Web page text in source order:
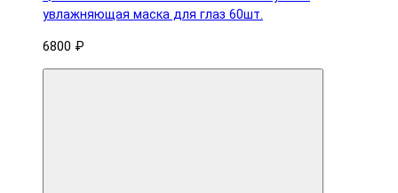
увлажняющая маска для глаз 60шт.
6800 ₽